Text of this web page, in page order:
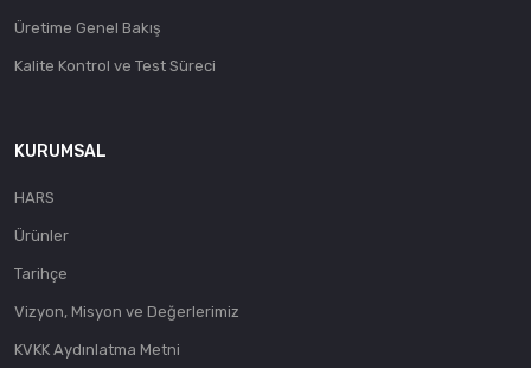
Üretime Genel Bakış
Kalite Kontrol ve Test Süreci
KURUMSAL
HARS
Ürünler
Tarihçe
Vizyon, Misyon ve Değerlerimiz
KVKK Aydınlatma Metni